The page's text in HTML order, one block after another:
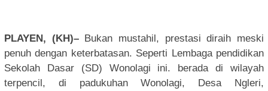
PLAYEN, (KH)–Bukan mustahil, prestasi diraih meski
penuh dengan keterbatasan. Seperti Lembaga pendidikan
Sekolah Dasar (SD) Wonolagi ini. berada di wilayah
terpencil, di padukuhan Wonolagi, Desa Ngleri,